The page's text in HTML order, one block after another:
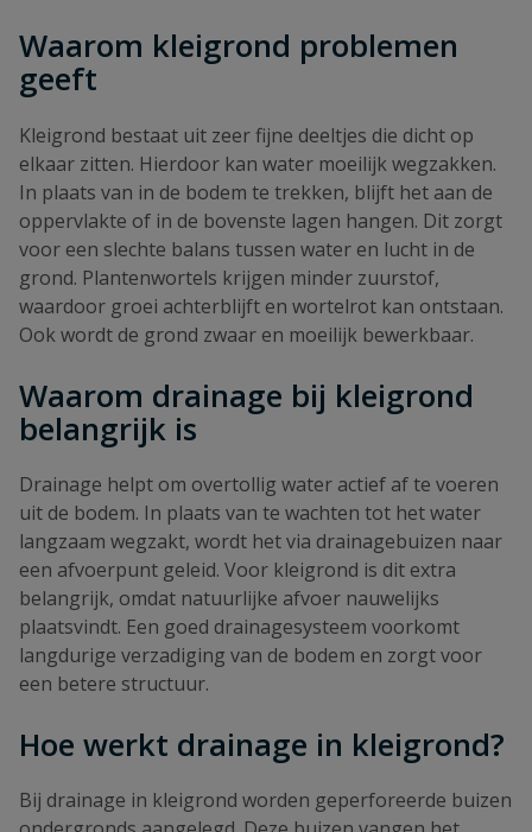
Waarom kleigrond problemen
geeft
Kleigrond bestaat uit zeer fijne deeltjes die dicht op
elkaar zitten. Hierdoor kan water moeilijk wegzakken.
In plaats van in de bodem te trekken, blijft het aan de
oppervlakte of in de bovenste lagen hangen. Dit zorgt
voor een slechte balans tussen water en lucht in de
grond. Plantenwortels krijgen minder zuurstof,
waardoor groei achterblijft en wortelrot kan ontstaan.
Ook wordt de grond zwaar en moeilijk bewerkbaar.
Waarom drainage bij kleigrond
belangrijk is
Drainage helpt om overtollig water actief af te voeren
uit de bodem. In plaats van te wachten tot het water
langzaam wegzakt, wordt het via drainagebuizen naar
een afvoerpunt geleid. Voor kleigrond is dit extra
belangrijk, omdat natuurlijke afvoer nauwelijks
plaatsvindt. Een goed drainagesysteem voorkomt
langdurige verzadiging van de bodem en zorgt voor
een betere structuur.
Hoe werkt drainage in kleigrond?
Bij drainage in kleigrond worden geperforeerde buizen